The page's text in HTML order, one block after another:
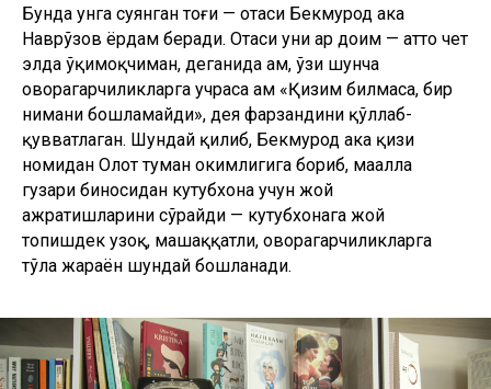
Бунда унга суянган тоғи — отаси Бекмурод ака
Наврўзов ёрдам беради. Отаси уни ҳар доим — ҳатто чет
элда ўқимоқчиман, деганида ҳам, ўзи шунча
оворагарчиликларга учраса ҳам «Қизим билмаса, бир
нимани бошламайди», дея фарзандини қўллаб-
қувватлаган. Шундай қилиб, Бекмурод ака қизи
номидан Олот туман ҳокимлигига бориб, маҳалла
гузари биносидан кутубхона учун жой
ажратишларини сўрайди — кутубхонага жой
топишдек узоқ, машаққатли, оворагарчиликларга
тўла жараён шундай бошланади.